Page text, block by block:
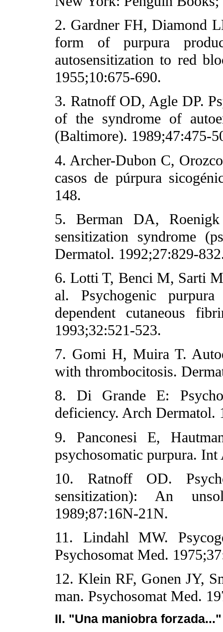
2. Gardner FH, Diamond
form of purpura
autosensitization to red
1955;10:675-690.
3. Ratnoff OD, Agle DP.
of the syndrome of
(Baltimore). 1989;47:475-
4. Archer-Dubon C,
casos de púrpura
148.
5. Berman DA,
sensitization syndrome
Dermatol. 1992;27:829-
6. Lotti T, Benci M, Sarti
al. Psychogenic
dependent cutaneous
1993;32:521-523.
7. Gomi H, Muira T.
with thrombocitosis.
8. Di Grande E:
deficiency. Arch Dermatol.
9. Panconesi E,
psychosomatic purpura.
10. Ratnoff OD.
sensitization): An
1989;87:16N-21N.
11. Lindahl MW.
Psychosomat Med.
12. Klein RF, Gonen JY,
man. Psychosomat Med.
II. "Una maniobra forzada..."